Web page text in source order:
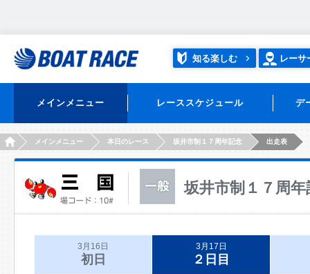
知る楽しむ レーサ
メインメニュー レーススケジュール デ
HOMEメインメニュー 本日のレース 坂井市制１７周年記念 出走表
坂井市制１７周年
3月16日
初日
3月17日
２日目